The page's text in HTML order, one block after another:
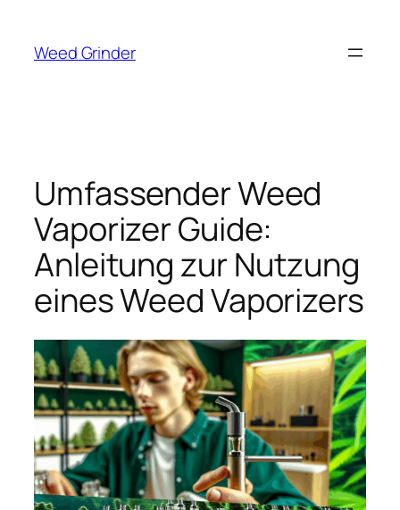
springen
Weed Grinder
Umfassender Weed
Vaporizer Guide:
Anleitung zur Nutzung
eines Weed Vaporizers